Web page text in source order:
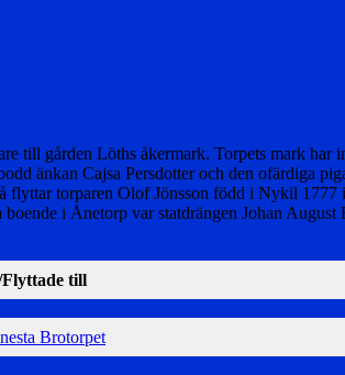
till gården Löths åkermark. Torpets mark har
änkan Cajsa Persdotter och den ofärdiga
torparen Olof Jönsson född i Nykil 1777
i Ånetorp var statdrängen Johan
till
Brotorpet